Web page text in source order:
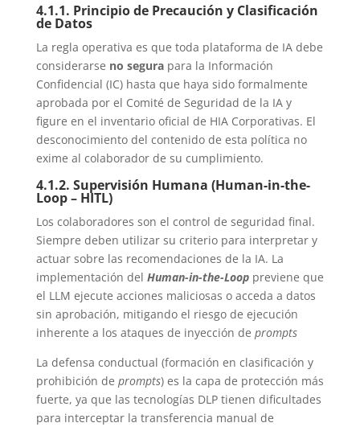
4.1.1. Principio de Precaución y Clasificación
de Datos
La regla operativa es que toda plataforma de IA debe
considerarse no segurapara la Información
Confidencial (IC) hasta que haya sido formalmente
aprobada por el Comité de Seguridad de la IA y
figure en el inventario oficial de HIA Corporativas. El
desconocimiento del contenido de esta política no
exime al colaborador de su cumplimiento.
4.1.2. Supervisión Humana (Human-in-the-
Loop – HITL)
Los colaboradores son el control de seguridad final.
Siempre deben utilizar su criterio para interpretar y
actuar sobre las recomendaciones de la IA. La
implementación del Human-in-the-Looppreviene que
el LLM ejecute acciones maliciosas o acceda a datos
sin aprobación, mitigando el riesgo de ejecución
inherente a los ataques de inyección de prompts
La defensa conductual (formación en clasificación y
prohibición de prompts) es la capa de protección más
fuerte, ya que las tecnologías DLP tienen dificultades
para interceptar la transferencia manual de